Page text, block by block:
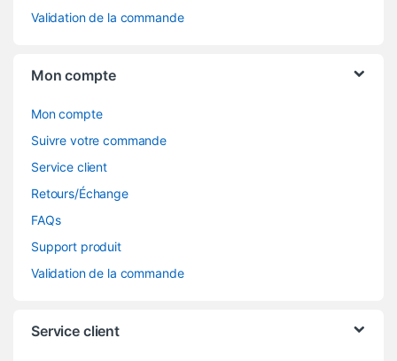
Validation de la commande
Mon compte
Mon compte
Suivre votre commande
Service client
Retours/Échange
FAQs
Support produit
Validation de la commande
Service client